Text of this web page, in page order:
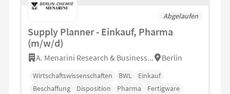
Abgelaufen
Supply Planner - Einkauf, Pharma
(m/w/d)
A. Menarini Research & Business... Berlin
Wirtschaftswissenschaften BWL
Einkauf
Beschaffung
Disposition Pharma Fertigware